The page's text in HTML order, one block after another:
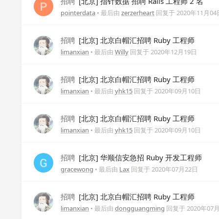
pointerdata • 最后由 zerzerheart 回复于2020年11月04
招聘 [北京] 北京白帽汇招聘 Ruby 工程师
limanxian • 最后由 Willy 回复于2020年12月19日
招聘 [北京] 北京白帽汇招聘 Ruby 工程师
limanxian • 最后由 yhk15 回复于2020年09月10日
招聘 [北京] 北京白帽汇招聘 Ruby 工程师
limanxian • 最后由 yhk15 回复于2020年09月10日
招聘 [北京] 华顺信安急招 Ruby 开发工程师
gracewong • 最后由 Lax 回复于2020年07月22日
招聘 [北京] 北京白帽汇招聘 Ruby 工程师
limanxian • 最后由 dongguangming 回复于2020年07